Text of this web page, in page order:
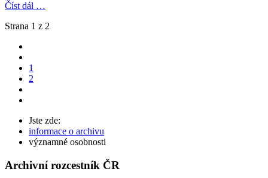
Číst dál …
Strana 1 z 2
1
2
Jste zde:
informace o archivu
významné osobnosti
Archivní rozcestník ČR